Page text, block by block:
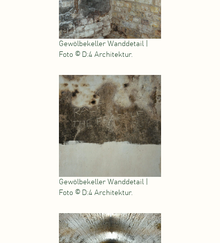
Gewölbekeller Wanddetail |
Foto © D:4 Architektur.
Gewölbekeller Wanddetail |
Foto © D:4 Architektur.